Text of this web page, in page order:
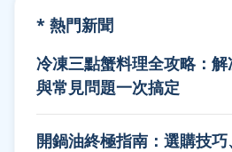
* 熱門新聞
冷凍三點蟹料理全攻略：
與常見問題一次搞定
開鍋油終極指南：選購技